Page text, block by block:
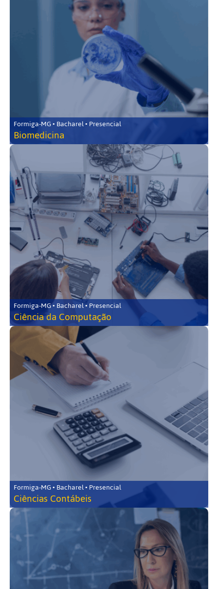
Formiga-MG • Bacharel • Presencial
Biomedicina
Formiga-MG • Bacharel • Presencial
Ciência da Computação
Formiga-MG • Bacharel • Presencial
Ciências Contábeis